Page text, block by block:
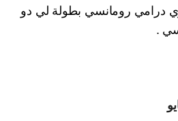
درامي رومانسي بطولة لي دو
.